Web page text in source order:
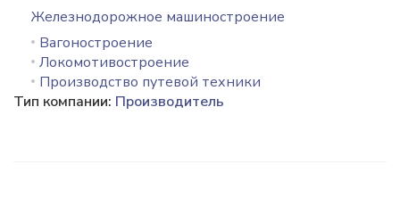
Железнодорожное машиностроение
Вагоностроение
Локомотивостроение
Производство путевой техники
Тип компании: Производитель